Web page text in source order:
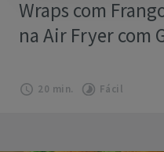
Wraps com
na Air Fryer com
20 min. Fácil